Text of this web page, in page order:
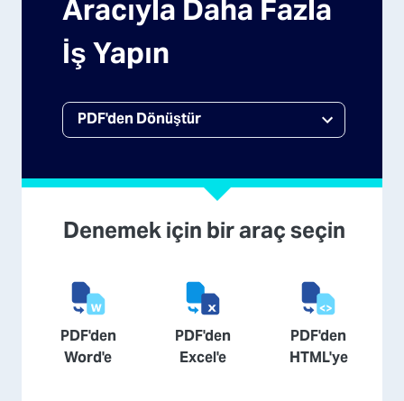
Aracıyla Daha Fazla
İş Yapın
Denemek için bir araç seçin
PDF'den
Word'e
PDF'den
Excel'e
PDF'den
HTML'ye